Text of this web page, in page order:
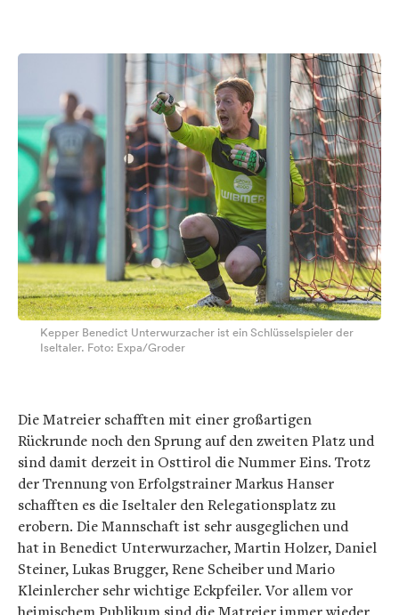
Kepper Benedict Unterwurzacher ist ein Schlüsselspieler der
Iseltaler. Foto: Expa/Groder
Die Matreier schafften mit einer großartigen
Rückrunde noch den Sprung auf den zweiten Platz und
sind damit derzeit in Osttirol die Nummer Eins. Trotz
der Trennung von Erfolgstrainer Markus Hanser
schafften es die Iseltaler den Relegationsplatz zu
erobern. Die Mannschaft ist sehr ausgeglichen und
hat in Benedict Unterwurzacher, Martin Holzer, Daniel
Steiner, Lukas Brugger, Rene Scheiber und Mario
Kleinlercher sehr wichtige Eckpfeiler. Vor allem vor